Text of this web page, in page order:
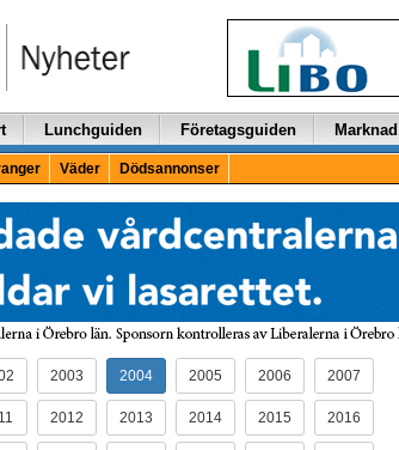
Lunchguiden Företagsguiden Marknad
Väder Dödsannonser
2003 2004 2005 2006 2007
2012 2013 2014 2015 2016